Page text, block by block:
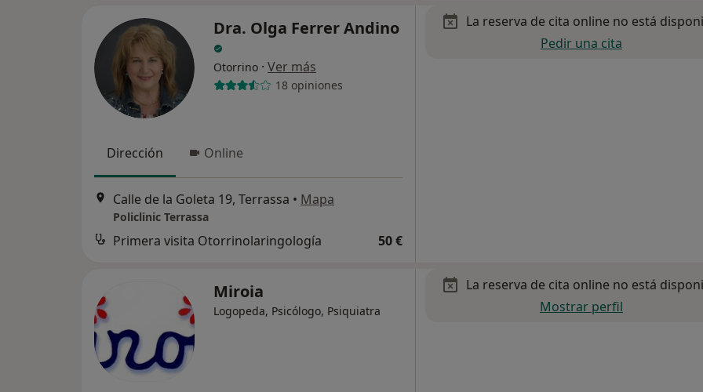
Dra. Olga Ferrer Andino
Otorrino · Ver más
18 opiniones
Dirección Online
Calle de la Goleta 19, Terrassa • Mapa
Policlinic Terrassa
Primera visita Otorrinolaringología 50 €
La reserva de cita online no está
Pedir una cita
Miroia
Logopeda, Psicólogo, Psiquiatra
La reserva de cita online no está
Mostrar perfil